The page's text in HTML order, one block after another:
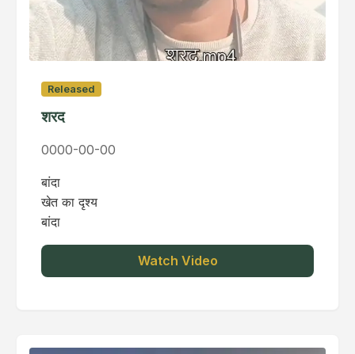
Released
शरद
0000-00-00
बांदा
खेत का दृश्य
बांदा
Watch Video